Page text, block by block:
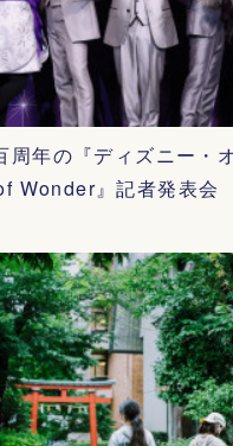
周年の『ディズニー・
Wonder』記者発表会